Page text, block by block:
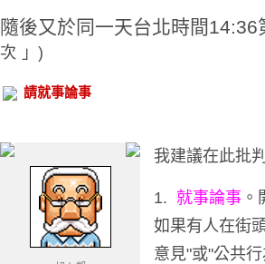
隨後又於同一天台北時間
次 」)
請就事論事
我建議在此批
1. 就事論事
如果有人在街
意見"或"公共